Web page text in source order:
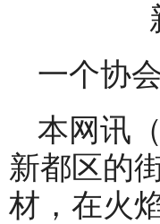
一个协
本网讯
新都区的
材，在火